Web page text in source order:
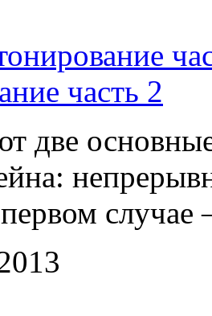
часть 2
две